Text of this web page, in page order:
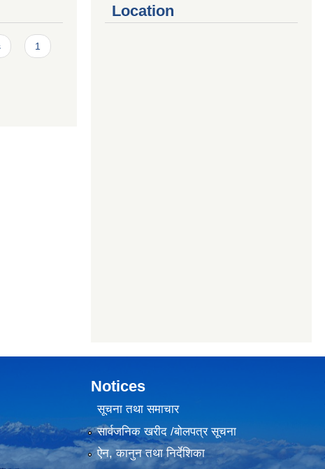
1
Location
Notices
सूचना तथा समाचार
सार्वजनिक खरीद /बोलपत्र सूचना
ऐन, कानुन तथा निर्देशिका